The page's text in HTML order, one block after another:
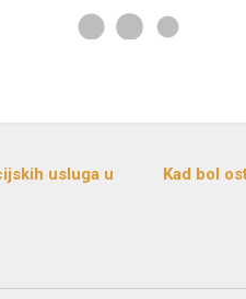
usluga u
Kad bol